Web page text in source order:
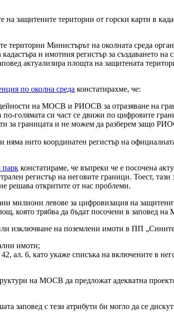
защитените територии от горски карти в
територии Министърът на околната среда
и имотния регистър за създаването на
актуализира площта на защитената
по околна среда констатирахме, че:
на МОСВ и РИОСВ за отразяване на
голямата си част се движи по цифровите
за границата и не можем да разберем защо
нито координатен регистър на
парк констатираме, че въпреки че е посочена
регистър на неговите граници. Тоест,
решава откритите от нас проблеми.
милиони левове за цифровизация на
която трябва да бъдат посочени в заповед на
или изключване на поземлени имоти в ПП
имоти;
ал. 6, като укаже списъка на включените в
на МОСВ да предложат адекватна
заповед с тези атрибути би могло да се